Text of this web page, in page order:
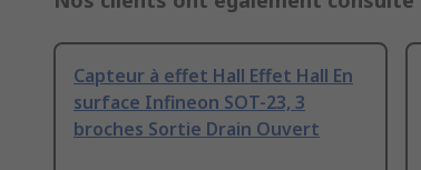
Capteur à effet Hall Effet Hall En
surface Infineon SOT-23, 3
broches Sortie Drain Ouvert